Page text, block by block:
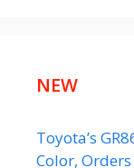
NEW
Toyota’s
Color,